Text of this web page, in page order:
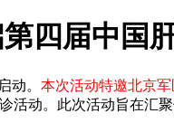
四届中国
动。 本次活动特邀北京
活动。此次活动旨在汇